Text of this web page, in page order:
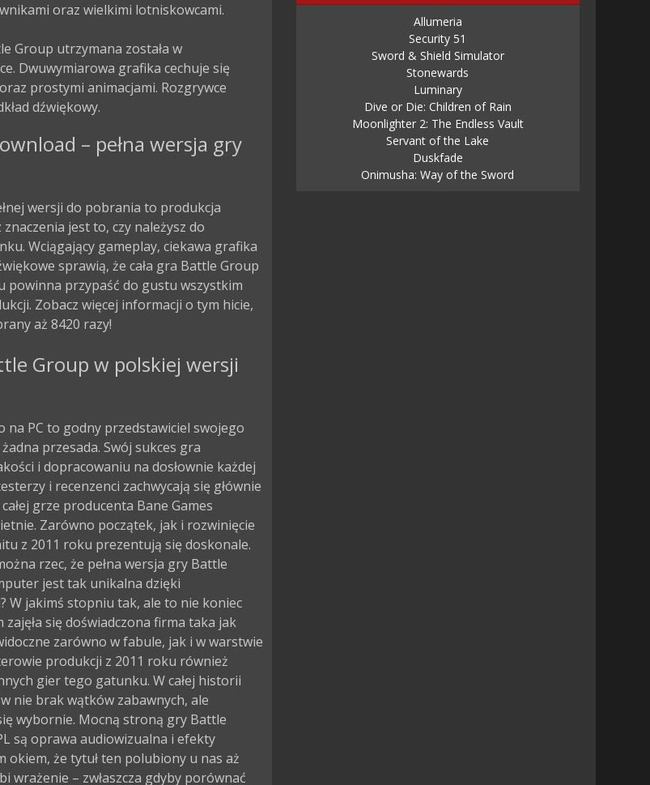
oraz wielkimi lotniskowcami.
Group utrzymana została w
Dwuwymiarowa grafika cechuje się
prostymi animacjami. Rozgrywce
dźwiękowy.
– pełna wersja gry
wersji do pobrania to produkcja
jest to, czy należysz do
Wciągający gameplay, ciekawa grafika
sprawią, że cała gra Battle Group
powinna przypaść do gustu wszystkim
Zobacz więcej informacji o tym hicie,
aż 8420 razy!
Group w polskiej wersji
na PC to godny przedstawiciel swojego
przesada. Swój sukces gra
i dopracowaniu na dosłownie każdej
i recenzenci zachwycają się głównie
grze producenta Bane Games
Zarówno początek, jak i rozwinięcie
z 2011 roku prezentują się doskonale.
rzec, że pełna wersja gry Battle
jest tak unikalna dzięki
W jakimś stopniu tak, ale to nie koniec
zajęła się doświadczona firma taka jak
zarówno w fabule, jak i w warstwie
produkcji z 2011 roku również
gier tego gatunku. W całej historii
nie brak wątków zabawnych, ale
wybornie. Mocną stroną gry Battle
są oprawa audiowizualna i efekty
okiem, że tytuł ten polubiony u nas aż
wrażenie – zwłaszcza gdyby porównać
Allumeria
Security 51
Sword & Shield Simulator
Stonewards
Luminary
Dive or Die: Children of Rain
Moonlighter 2: The Endless Vault
Servant of the Lake
Duskfade
Onimusha: Way of the Sword